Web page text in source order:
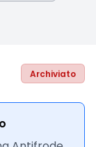
Archiviato